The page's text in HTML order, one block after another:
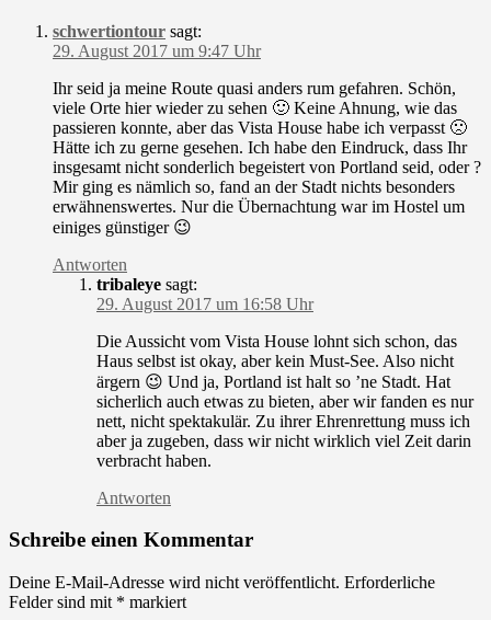
schwertiontour sagt:
29. August 2017 um 9:47 Uhr
Ihr seid ja meine Route quasi anders rum gefahren. Schön,
viele Orte hier wieder zu sehen 🙂 Keine Ahnung, wie das
passieren konnte, aber das Vista House habe ich verpasst 🙁
Hätte ich zu gerne gesehen. Ich habe den Eindruck, dass Ihr
insgesamt nicht sonderlich begeistert von Portland seid, oder ?
Mir ging es nämlich so, fand an der Stadt nichts besonders
erwähnenswertes. Nur die Übernachtung war im Hostel um
einiges günstiger 😉
Antworten
tribaleye sagt:
29. August 2017 um 16:58 Uhr
Die Aussicht vom Vista House lohnt sich schon, das
Haus selbst ist okay, aber kein Must-See. Also nicht
ärgern 😉 Und ja, Portland ist halt so ’ne Stadt. Hat
sicherlich auch etwas zu bieten, aber wir fanden es nur
nett, nicht spektakulär. Zu ihrer Ehrenrettung muss ich
aber ja zugeben, dass wir nicht wirklich viel Zeit darin
verbracht haben.
Antworten
Schreibe einen Kommentar
Deine E-Mail-Adresse wird nicht veröffentlicht. Erforderliche
Felder sind mit * markiert